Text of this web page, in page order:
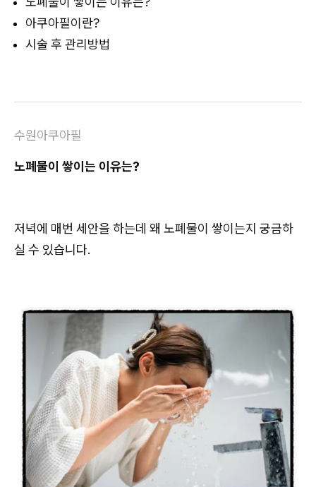
아쿠아필이란?
시술 후 관리방법
수원아쿠아필
노폐물이 쌓이는 이유는?
저녁에 매번 세안을 하는데 왜 노폐물이 쌓이는지 궁금하
실 수 있습니다.